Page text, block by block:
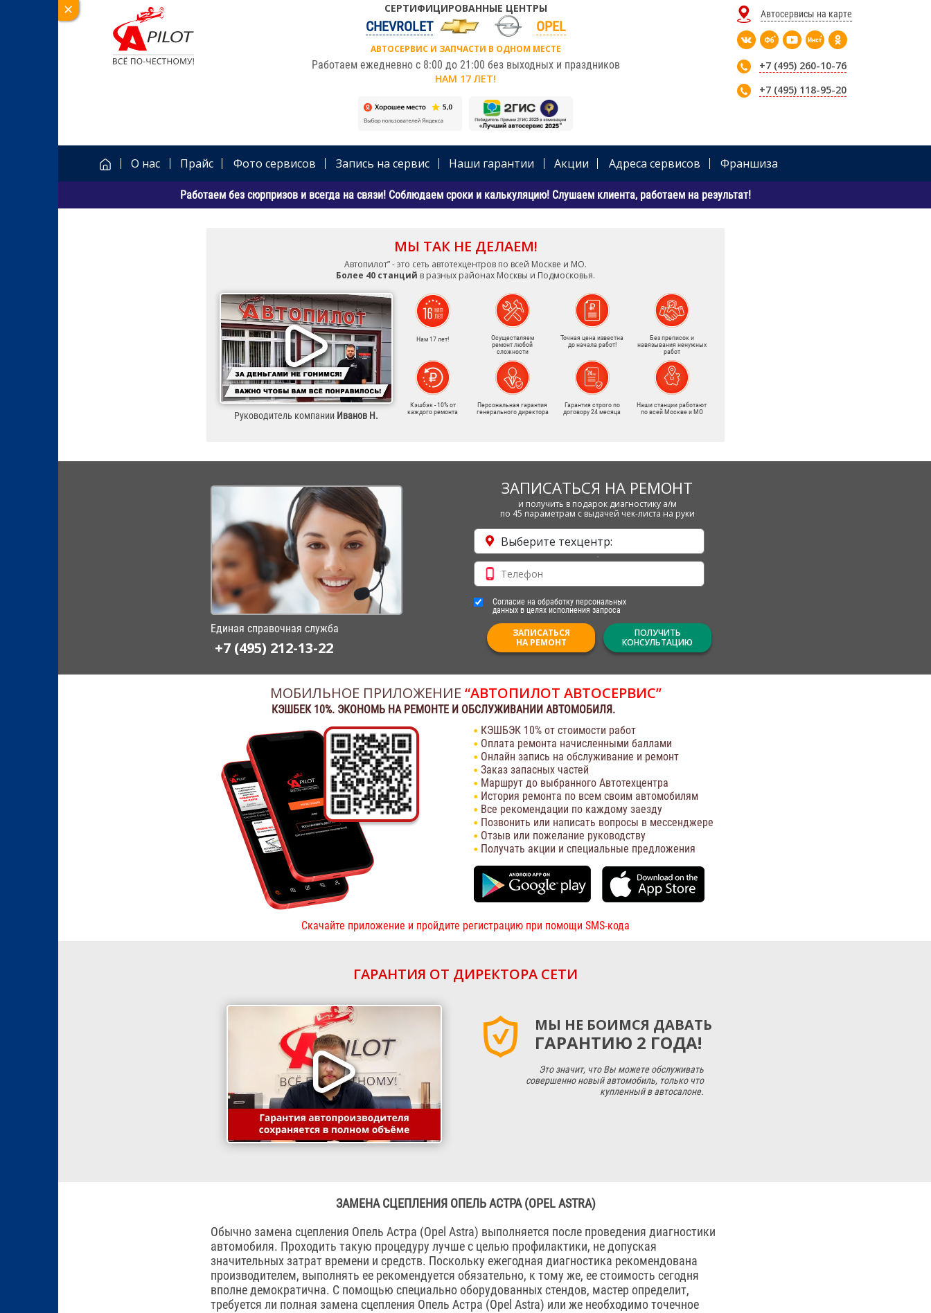
СЕРТИФИЦИРОВАННЫЕ ЦЕНТРЫ
CHEVROLET OPEL
АВТОСЕРВИС И ЗАПЧАСТИ В ОДНОМ МЕСТЕ
Работаем ежедневно с 8:00 до 21:00 без выходных и праздников
НАМ 17 ЛЕТ!
Автосервисы на карте
+7 (495) 260-10-76
+7 (495) 118-95-20
О нас Прайс Фото сервисов Запись на сервис Наши гарантии Акции Адреса сервисов Франшиза
Работаем без сюрпризов и всегда на связи! Соблюдаем сроки и калькуляцию! Слушаем клиента, работаем на результат!
МЫ ТАК НЕ ДЕЛАЕМ!
Автопилот” - это сеть автотехцентров по всей Москве и МО.
Более 40 станций в разных районах Москвы и Подмосковья.
Руководитель компании Иванов Н.
Нам 17 лет!
Осуществляем
ремонт любой
сложности
Точная цена известна
до начала работ!
Без преписок и
навязывания ненужных
работ
Кэшбэк - 10% от
каждого ремонта
Персональная гарантия
генерального директора
Гарантия строго по
договору 24 месяца
Наши станции работают
по всей Москве и МО
Единая справочная служба
+7 (495) 212-13-22
ЗАПИСАТЬСЯ НА РЕМОНТ
и получить в подарок диагностику а/м
по 45 параметрам с выдачей чек-листа на руки
Выберите техцентр:
Согласие на обработку персональных
данных в целях исполнения запроса
ЗАПИСАТЬСЯ
НА РЕМОНТ
ПОЛУЧИТЬ
КОНСУЛЬТАЦИЮ
МОБИЛЬНОЕ ПРИЛОЖЕНИЕ “АВТОПИЛОТ АВТОСЕРВИС”
КЭШБЕК 10%. ЭКОНОМЬ НА РЕМОНТЕ И ОБСЛУЖИВАНИИ АВТОМОБИЛЯ.
КЭШБЭК 10% от стоимости работ
Оплата ремонта начисленными баллами
Онлайн запись на обслуживание и ремонт
Заказ запасных частей
Маршрут до выбранного Автотехцентра
История ремонта по всем своим автомобилям
Все рекомендации по каждому заезду
Позвонить или написать вопросы в мессенджере
Отзыв или пожелание руководству
Получать акции и специальные предложения
Скачайте приложение и пройдите регистрацию при помощи SMS-кода
ГАРАНТИЯ ОТ ДИРЕКТОРА СЕТИ
МЫ НЕ БОИМСЯ ДАВАТЬ
ГАРАНТИЮ 2 ГОДА!
Это значит, что Вы можете обслуживать
совершенно новый автомобиль, только что
купленный в автосалоне.
ЗАМЕНА СЦЕПЛЕНИЯ ОПЕЛЬ АСТРА (OPEL ASTRA)
Обычно замена сцепления Опель Астра (Opel Astra) выполняется после проведения диагностики
автомобиля. Проходить такую процедуру лучше с целью профилактики, не допуская
значительных затрат времени и средств. Поскольку ежегодная диагностика рекомендована
производителем, выполнять ее рекомендуется обязательно, к тому же, ее стоимость сегодня
вполне демократична. С помощью специально оборудованных стендов, мастер определит,
требуется ли полная замена сцепления Опель Астра (Opel Astra) или же необходимо точечное